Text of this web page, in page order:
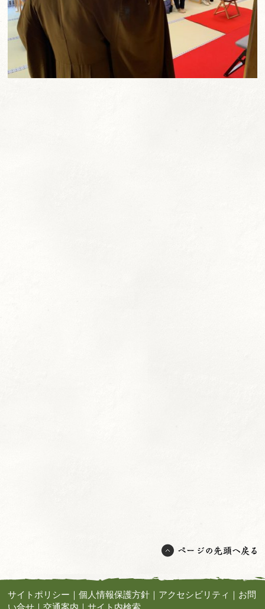
サイトポリシー ｜個人情報保護方針 ｜ アクセシビリティ ｜ お問
い合せ ｜交通案内 ｜サイト内検索